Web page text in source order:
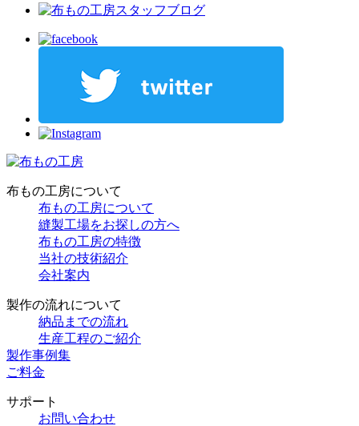
布もの工房について
布もの工房について
縫製工場をお探しの方へ
布もの工房の特徴
当社の技術紹介
会社案内
製作の流れについて
納品までの流れ
生産工程のご紹介
製作事例集
ご料金
サポート
お問い合わせ